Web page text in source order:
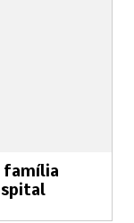
família